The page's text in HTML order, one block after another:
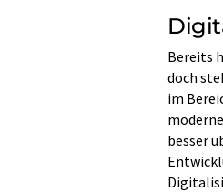
Bereits
doch
im
besser